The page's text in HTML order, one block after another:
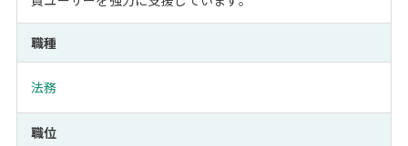
職種
法務
職位